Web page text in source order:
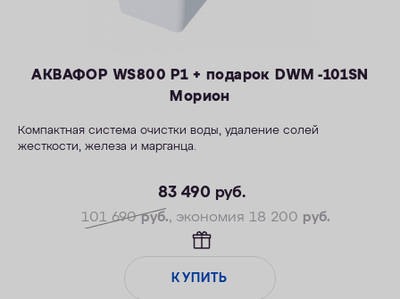
АКВАФОР WS800 P1 + подарок DWM -101SN
Морион
Компактная система очистки воды, удаление солей
жесткости, железа и марганца.
— Максимальная удаляемая жесткость — 28 мг-экв/л
— Максимальная удаляемая концентрация железа — 12 мг/л
— Максимальная удаляемая концентрация растворенного
— Объем воды/соли на регенерацию от 43 литров / 0,8 кг
— Удаляет сероводород до 1 мг/л
83 490 руб.
101 690руб., экономия 18 200 руб.
КУПИТЬ